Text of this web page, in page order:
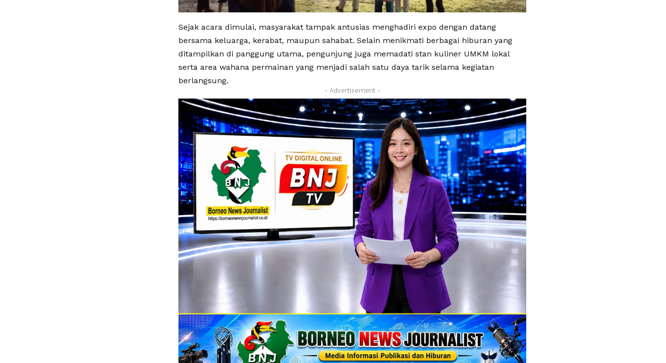
Sejak acara dimulai, masyarakat tampak antusias menghadiri expo dengan datang
bersama keluarga, kerabat, maupun sahabat. Selain menikmati berbagai hiburan yang
ditampilkan di panggung utama, pengunjung juga memadati stan kuliner UMKM lokal
serta area wahana permainan yang menjadi salah satu daya tarik selama kegiatan
berlangsung.
- Advertisement -